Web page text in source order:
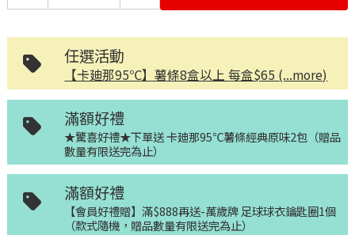
任選活動
【卡廸那95℃】薯條8盒以上 每盒$65 (...more)
滿額好禮
★驚喜好禮★下單送 卡廸那95℃薯條經典原味2包（贈品
數量有限送完為止）
滿額好禮
【會員好禮贈】滿$888再送-萬歲牌 足球球衣鑰匙圈1個
（款式隨機，贈品數量有限送完為止）